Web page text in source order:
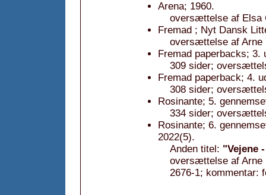
Arena; 1960.
oversættelse af Elsa
Fremad ; Nyt Dansk
oversættelse af Arne
Fremad paperbacks; 3.
309 sider;
Fremad paperback; 4.
308 sider;
Rosinante; 5.
334 sider;
Rosinante; 6.
2022(5).
Anden titel: "Vejene
oversættelse af Arne
2676-1; kommentar: